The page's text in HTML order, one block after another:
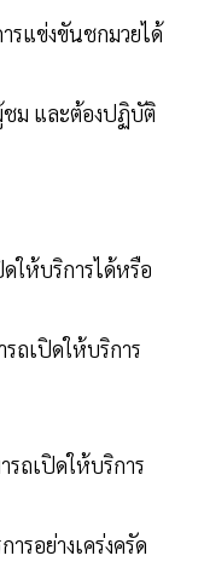
รแข่งขันชกมวยได้
ม และต้องปฏิบัติ
ให้บริการได้หรือ
ถเปิดให้บริการ
รถเปิดให้บริการ
รอย่างเคร่งครัด